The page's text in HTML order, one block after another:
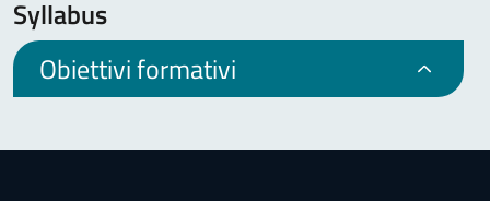
Syllabus
Obiettivi formativi